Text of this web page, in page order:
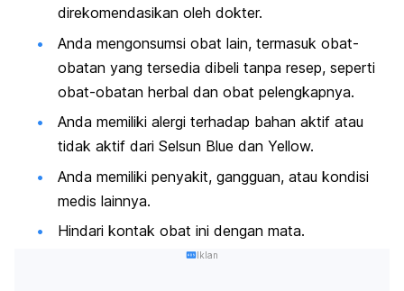
direkomendasikan oleh dokter.
Anda mengonsumsi obat lain, termasuk obat-
obatan yang tersedia dibeli tanpa resep, seperti
obat-obatan herbal dan obat pelengkapnya.
Anda memiliki alergi terhadap bahan aktif atau
tidak aktif dari Selsun Blue dan Yellow.
Anda memiliki penyakit, gangguan, atau kondisi
medis lainnya.
Hindari kontak obat ini dengan mata.
Iklan